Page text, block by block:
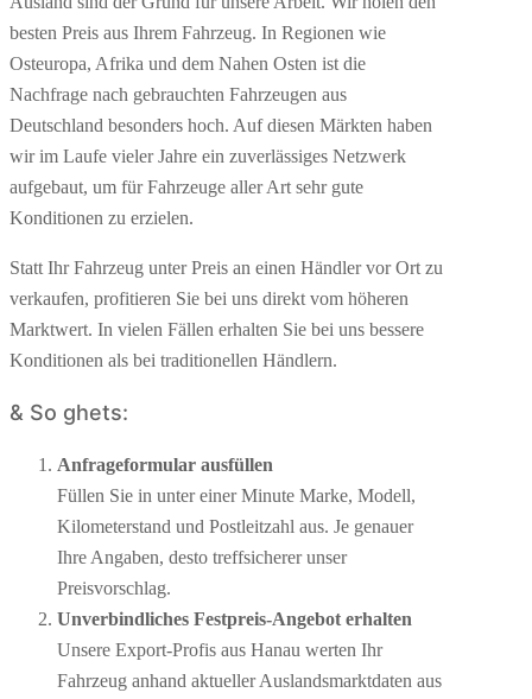
besten Preis aus Ihrem Fahrzeug. In Regionen wie
Osteuropa, Afrika und dem Nahen Osten ist die
Nachfrage nach gebrauchten Fahrzeugen aus
Deutschland besonders hoch. Auf diesen Märkten haben
wir im Laufe vieler Jahre ein zuverlässiges Netzwerk
aufgebaut, um für Fahrzeuge aller Art sehr gute
Konditionen zu erzielen.
Statt Ihr Fahrzeug unter Preis an einen Händler vor Ort zu
verkaufen, profitieren Sie bei uns direkt vom höheren
Marktwert. In vielen Fällen erhalten Sie bei uns bessere
Konditionen als bei traditionellen Händlern.
& So ghets:
Anfrageformular ausfüllen
Füllen Sie in unter einer Minute Marke, Modell,
Kilometerstand und Postleitzahl aus. Je genauer
Ihre Angaben, desto treffsicherer unser
Preisvorschlag.
Unverbindliches Festpreis-Angebot erhalten
Unsere Export-Profis aus Hanau werten Ihr
Fahrzeug anhand aktueller Auslandsmarktdaten aus